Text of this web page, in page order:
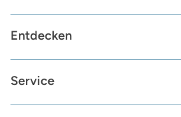
Entdecken
Service